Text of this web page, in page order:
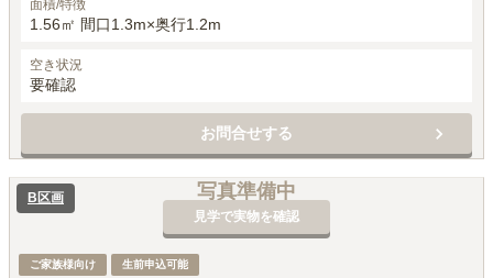
面積/特徴
1.56㎡ 間口1.3m×奥行1.2m
空き状況
要確認
お問合せする
写真準備中
見学で実物を確認
B区画
ご家族様向け 生前申込可能